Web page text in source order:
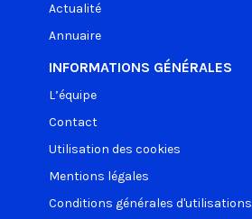
Actualité
Annuaire
INFORMATIONS GÉNÉRALES
L’équipe
Contact
Utilisation des cookies
Mentions légales
Conditions générales d'utilisations